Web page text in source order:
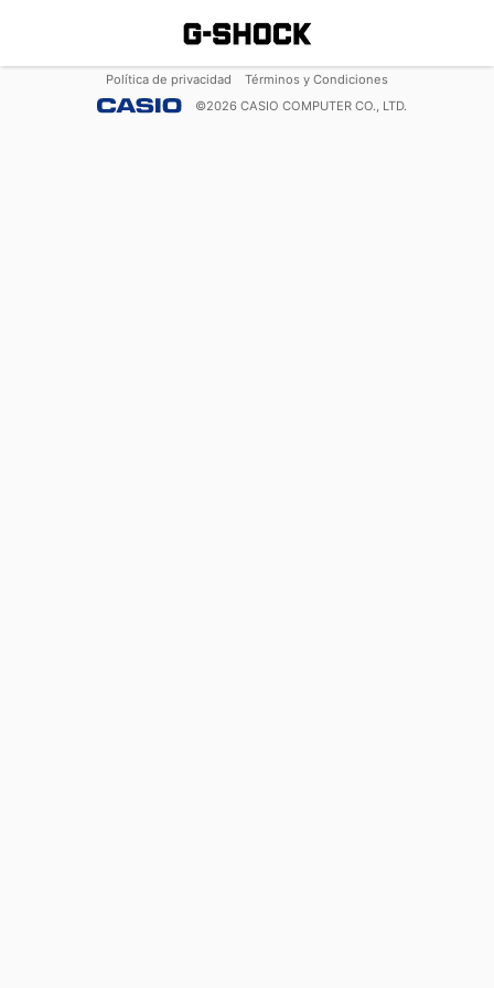
Política de privacidad
Términos y Condiciones
©2026 CASIO COMPUTER CO., LTD.